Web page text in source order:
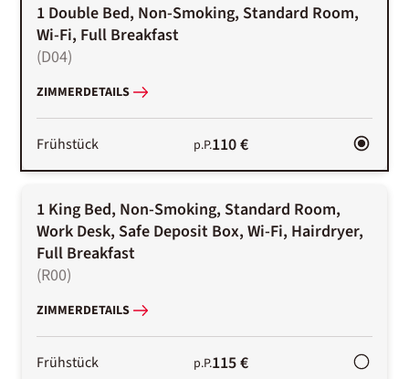
1 Double Bed, Non-Smoking, Standard Room,
Wi-Fi, Full Breakfast
(D04)
ZIMMERDETAILS
Frühstück p.P.110 €
1 King Bed, Non-Smoking, Standard Room,
Work Desk, Safe Deposit Box, Wi-Fi, Hairdryer,
Full Breakfast
(R00)
ZIMMERDETAILS
Frühstück p.P.115 €